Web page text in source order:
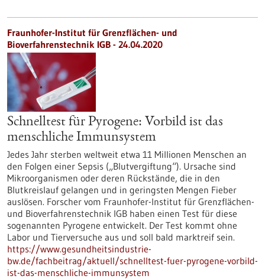
Fraunhofer-Institut für Grenzflächen- und
Bioverfahrenstechnik IGB - 24.04.2020
Schnelltest für Pyrogene: Vorbild ist das
menschliche Immunsystem
Jedes Jahr sterben weltweit etwa 11 Millionen Menschen an
den Folgen einer Sepsis („Blutvergiftung“). Ursache sind
Mikroorganismen oder deren Rückstände, die in den
Blutkreislauf gelangen und in geringsten Mengen Fieber
auslösen. Forscher vom Fraunhofer-Institut für Grenzflächen-
und Bioverfahrenstechnik IGB haben einen Test für diese
sogenannten Pyrogene entwickelt. Der Test kommt ohne
Labor und Tierversuche aus und soll bald marktreif sein.
https://www.gesundheitsindustrie-
bw.de/fachbeitrag/aktuell/schnelltest-fuer-pyrogene-vorbild-
ist-das-menschliche-immunsystem